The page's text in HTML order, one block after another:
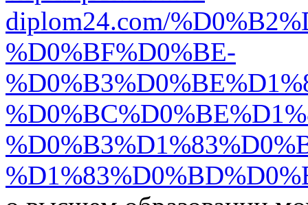
diplom24.com/
%D0%BF%D0%BE-